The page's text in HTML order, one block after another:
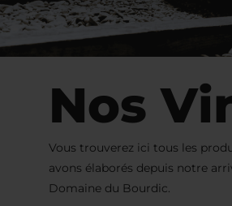
Nos
Vous trouverez ici tous les
avons élaborés depuis notre
Domaine du Bourdic.